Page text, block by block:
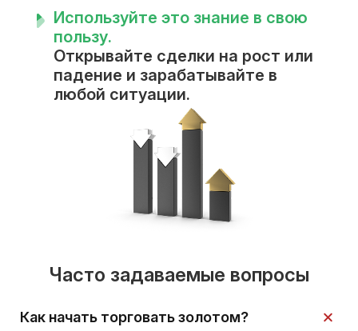
Используйте это знание в свою
пользу.
Открывайте сделки на рост или
падение и зарабатывайте в
любой ситуации.
Часто задаваемые вопросы
Как начать торговать золотом?